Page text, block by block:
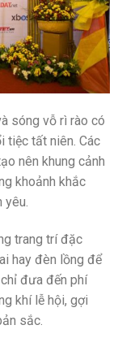
sóng vỗ rì rào có
tiệc tất niên. Các
nên khung cảnh
khoảnh khắc
yêu.
trang trí đặc
hay đèn lồng để
đưa đến phí
khí lễ hội, gợi
sắc.